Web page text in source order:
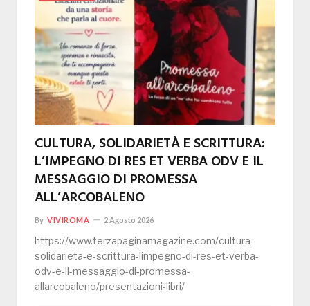
CULTURA, SOLIDARIETÀ E SCRITTURA:
L’IMPEGNO DI RES ET VERBA ODV E IL
MESSAGGIO DI PROMESSA
ALL’ARCOBALENO
By VIVIROMA 2 Agosto 2026
https://www.terzapaginamagazine.com/cultura-
solidarieta-e-scrittura-limpegno-di-res-et-verba-
odv-e-il-messaggio-di-promessa-
allarcobaleno/presentazioni-libri/